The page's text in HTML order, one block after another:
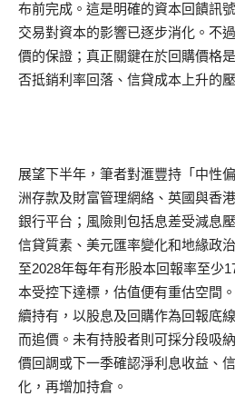
布前完成。這是明確的資本回饋訊
交易對資本的影響已逐步消化。不
價的保證；真正關鍵在於回購價格
否抵銷利率回落、信貸成本上升的壓
展望下半年，筆者對滙豐持「中性
洲存款及財富管理網絡、英國與香
銀行平台；風險則包括息差受減息
信貸質素、美元匯率變化和地緣政
至2028年每年有形股本回報率至少
本受控下達標，估值便有重估空間
續持有，以股息及回購作為回報底
而追價。未有持股者則可採分段吸
價回調或下一季確認淨利息收益、
化，再增加持倉。